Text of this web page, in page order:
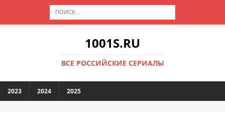
1001S.RU
ВСЕ РОССИЙСКИЕ СЕРИАЛЫ
2023 2024 2025